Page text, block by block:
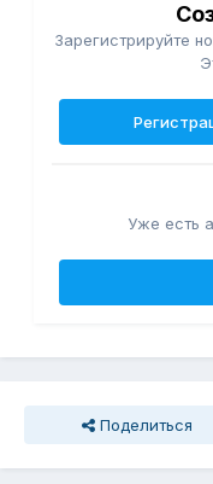
Зарегистрируйте
Уже есть
Поделиться